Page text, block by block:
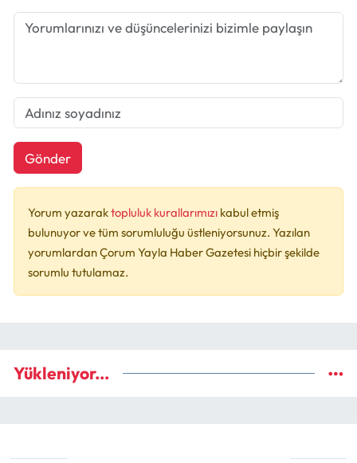
Gönder
Yorum yazaraktopluluk kurallarımızı kabul etmiş
bulunuyor ve tüm sorumluluğu üstleniyorsunuz. Yazılan
yorumlardan Çorum Yayla Haber Gazetesi hiçbir şekilde
sorumlu tutulamaz.
Yükleniyor...